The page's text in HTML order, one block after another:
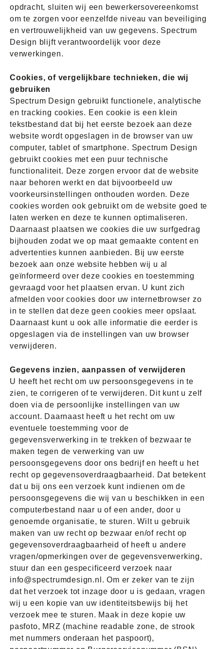
opdracht, sluiten wij een bewerkersovereenkomst
om te zorgen voor eenzelfde niveau van beveiliging
en vertrouwelijkheid van uw gegevens. Spectrum
Design blijft verantwoordelijk voor deze
verwerkingen.
Cookies, of vergelijkbare technieken, die wij
gebruiken
Spectrum Design gebruikt functionele, analytische
en tracking cookies. Een cookie is een klein
tekstbestand dat bij het eerste bezoek aan deze
website wordt opgeslagen in de browser van uw
computer, tablet of smartphone. Spectrum Design
gebruikt cookies met een puur technische
functionaliteit. Deze zorgen ervoor dat de website
naar behoren werkt en dat bijvoorbeeld uw
voorkeursinstellingen onthouden worden. Deze
cookies worden ook gebruikt om de website goed te
laten werken en deze te kunnen optimaliseren.
Daarnaast plaatsen we cookies die uw surfgedrag
bijhouden zodat we op maat gemaakte content en
advertenties kunnen aanbieden. Bij uw eerste
bezoek aan onze website hebben wij u al
geïnformeerd over deze cookies en toestemming
gevraagd voor het plaatsen ervan. U kunt zich
afmelden voor cookies door uw internetbrowser zo
in te stellen dat deze geen cookies meer opslaat.
Daarnaast kunt u ook alle informatie die eerder is
opgeslagen via de instellingen van uw browser
verwijderen.
Gegevens inzien, aanpassen of verwijderen
U heeft het recht om uw persoonsgegevens in te
zien, te corrigeren of te verwijderen. Dit kunt u zelf
doen via de persoonlijke instellingen van uw
account. Daarnaast heeft u het recht om uw
eventuele toestemming voor de
gegevensverwerking in te trekken of bezwaar te
maken tegen de verwerking van uw
persoonsgegevens door ons bedrijf en heeft u het
recht op gegevensoverdraagbaarheid. Dat betekent
dat u bij ons een verzoek kunt indienen om de
persoonsgegevens die wij van u beschikken in een
computerbestand naar u of een ander, door u
genoemde organisatie, te sturen. Wilt u gebruik
maken van uw recht op bezwaar en/of recht op
gegevensoverdraagbaarheid of heeft u andere
vragen/opmerkingen over de gegevensverwerking,
stuur dan een gespecificeerd verzoek naar
info@spectrumdesign.nl. Om er zeker van te zijn
dat het verzoek tot inzage door u is gedaan, vragen
wij u een kopie van uw identiteitsbewijs bij het
verzoek mee te sturen. Maak in deze kopie uw
pasfoto, MRZ (machine readable zone, de strook
met nummers onderaan het paspoort),